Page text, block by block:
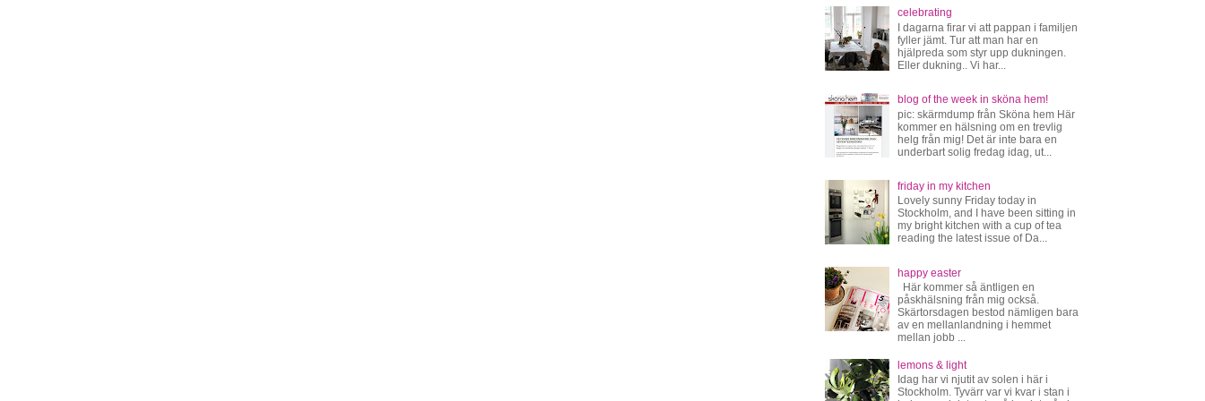
celebrating
I dagarna firar vi att pappan i familjen
fyller jämt. Tur att man har en
hjälpreda som styr upp dukningen.
Eller dukning.. Vi har...
blog of the week in sköna hem!
pic: skärmdump från Sköna hem Här
kommer en hälsning om en trevlig
helg från mig! Det är inte bara en
underbart solig fredag idag, ut...
friday in my kitchen
Lovely sunny Friday today in
Stockholm, and I have been sitting in
my bright kitchen with a cup of tea
reading the latest issue of Da...
happy easter
Här kommer så äntligen en
påskhälsning från mig också.
Skärtorsdagen bestod nämligen bara
av en mellanlandning i hemmet
mellan jobb ...
lemons & light
Idag har vi njutit av solen i här i
Stockholm. Tyvärr var vi kvar i stan i